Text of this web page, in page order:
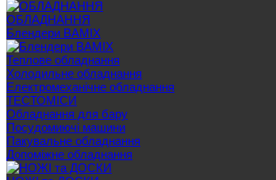
ОБЛАДНАННЯ
Блендери BAMIX
Теплове обладнання
Холодильне обладнання
Електромеханічне обладнання
ТЕСТОМІСИ
Обладнання для бару
Посудомиючі машини
Пакувальне обладнання
Допоміжне обладнання